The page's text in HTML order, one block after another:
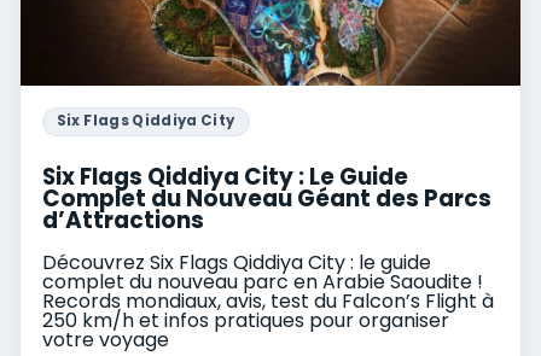
Six Flags Qiddiya City
Six Flags Qiddiya City : Le Guide
Complet du Nouveau Géant des Parcs
d’Attractions
Découvrez Six Flags Qiddiya City : le guide
complet du nouveau parc en Arabie Saoudite !
Records mondiaux, avis, test du Falcon’s Flight à
250 km/h et infos pratiques pour organiser
votre voyage